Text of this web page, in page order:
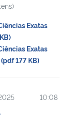
Exatas
Exatas
177 KB)
10:08